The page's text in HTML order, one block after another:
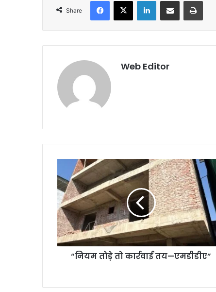
Share
Web Editor
नि
य
म
तो
ड़े
तो
का
र्र
य
“नियम तोड़े तो कार्रवाई तय—एमडीडीए”